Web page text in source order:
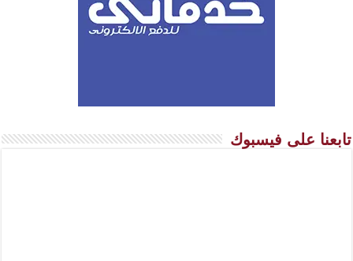
تابعنا على فيسبوك